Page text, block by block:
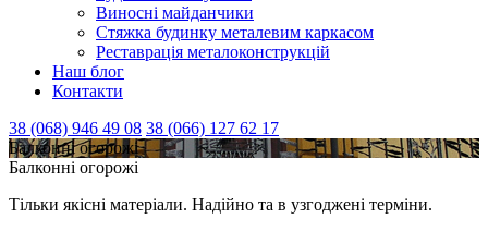
Виносні майданчики
Стяжка будинку металевим каркасом
Реставрація металоконструкцій
Наш блог
Контакти
38 (068) 946 49 08 38 (066) 127 62 17
Балконні огорожі
Балконні огорожі
Тільки якісні матеріали. Надійно та в узгоджені терміни.